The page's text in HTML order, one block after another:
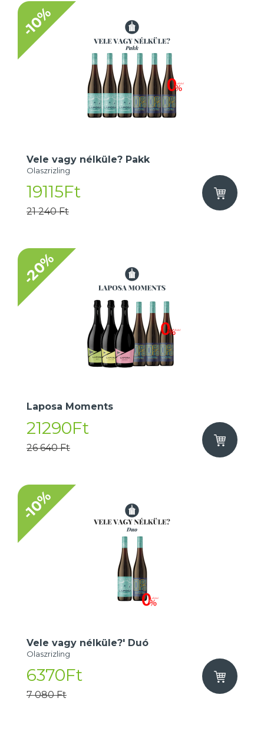
-10%
Vele vagy nélküle? Pakk
Olaszrizling
19115Ft
21 240 Ft
-20%
Laposa Moments
21290Ft
26 640 Ft
-10%
Vele vagy nélküle?' Duó
Olaszrizling
6370Ft
7 080 Ft